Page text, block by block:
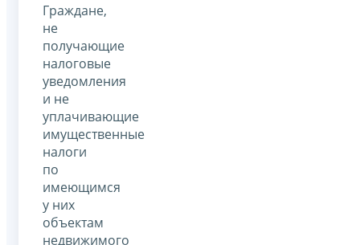
Граждане,
не
получающие
налоговые
уведомления
и не
уплачивающие
имущественные
налоги
по
имеющимся
у них
объектам
недвижимого